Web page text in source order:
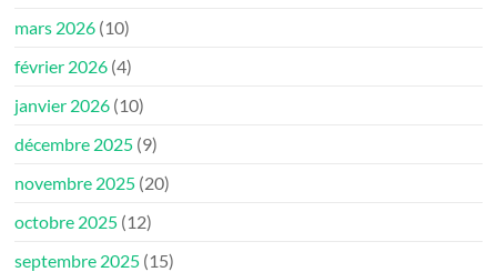
mars 2026 (10)
février 2026 (4)
janvier 2026 (10)
décembre 2025 (9)
novembre 2025 (20)
octobre 2025 (12)
septembre 2025 (15)